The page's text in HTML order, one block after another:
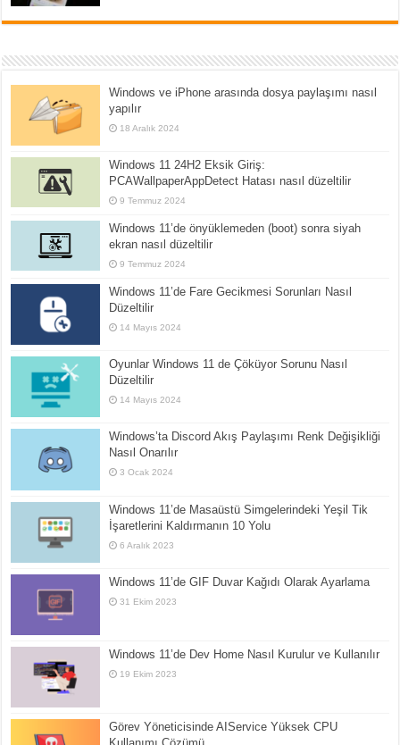
Windows ve iPhone arasında dosya paylaşımı nasıl
yapılır
18 Aralık 2024
Windows 11 24H2 Eksik Giriş:
PCAWallpaperAppDetect Hatası nasıl düzeltilir
9 Temmuz 2024
Windows 11’de önyüklemeden (boot) sonra siyah
ekran nasıl düzeltilir
9 Temmuz 2024
Windows 11’de Fare Gecikmesi Sorunları Nasıl
Düzeltilir
14 Mayıs 2024
Oyunlar Windows 11 de Çöküyor Sorunu Nasıl
Düzeltilir
14 Mayıs 2024
Windows’ta Discord Akış Paylaşımı Renk Değişikliği
Nasıl Onarılır
3 Ocak 2024
Windows 11’de Masaüstü Simgelerindeki Yeşil Tik
İşaretlerini Kaldırmanın 10 Yolu
6 Aralık 2023
Windows 11’de GIF Duvar Kağıdı Olarak Ayarlama
31 Ekim 2023
Windows 11’de Dev Home Nasıl Kurulur ve Kullanılır
19 Ekim 2023
Görev Yöneticisinde AIService Yüksek CPU